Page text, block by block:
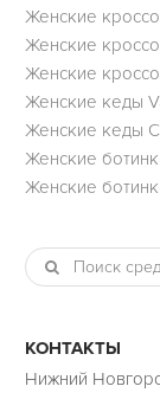
Женские
Женские
Женские
Женские кеды
Женские кеды
Женские
Женские
КОНТАКТЫ
Нижний